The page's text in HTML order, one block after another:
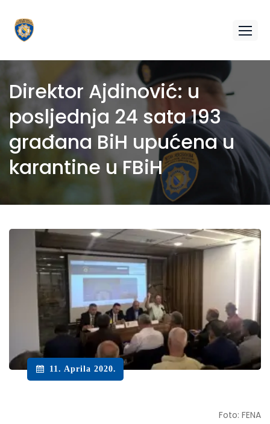
Direktor Ajdinović: u
posljednja 24 sata 193
građana BiH upućena u
karantine u FBiH
11. Aprila 2020.
Foto: FENA